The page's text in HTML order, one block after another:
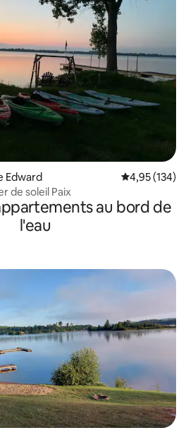
Edward Évaluation
4,95 (134)
de soleil Paix
au bord de
l'eau